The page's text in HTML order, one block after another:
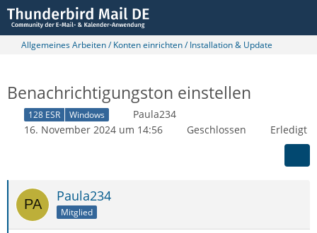
Allgemeines Arbeiten / Konten einrichten / Installation & Update
Benachrichtigungston einstellen
128 ESR Windows
Paula234
16. November 2024 um 14:56
Geschlossen Erledigt
Paula234
Mitglied